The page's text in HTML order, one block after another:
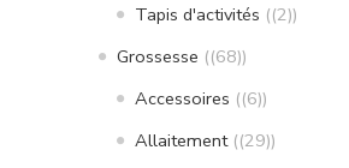
Tapis d'activités (2)
Grossesse (68)
Accessoires (6)
Allaitement (29)